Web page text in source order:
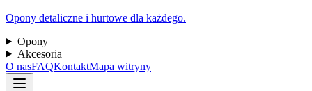
Opony detaliczne i hurtowe dla każdego.
Opony
Akcesoria
O nasFAQKontaktMapa witryny